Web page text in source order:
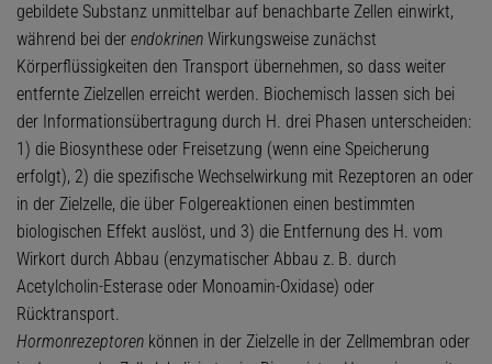
gebildete Substanz unmittelbar auf benachbarte Zellen einwirkt,
während bei der endokrinen Wirkungsweise zunächst
Körperflüssigkeiten den Transport übernehmen, so dass weiter
entfernte Zielzellen erreicht werden. Biochemisch lassen sich bei
der Informationsübertragung durch H. drei Phasen unterscheiden:
1) die Biosynthese oder Freisetzung (wenn eine Speicherung
erfolgt), 2) die spezifische Wechselwirkung mit Rezeptoren an oder
in der Zielzelle, die über Folgereaktionen einen bestimmten
biologischen Effekt auslöst, und 3) die Entfernung des H. vom
Wirkort durch Abbau (enzymatischer Abbau z. B. durch
Acetylcholin-Esterase oder Monoamin-Oxidase) oder
Rücktransport.
Hormonrezeptoren können in der Zielzelle in der Zellmembran oder